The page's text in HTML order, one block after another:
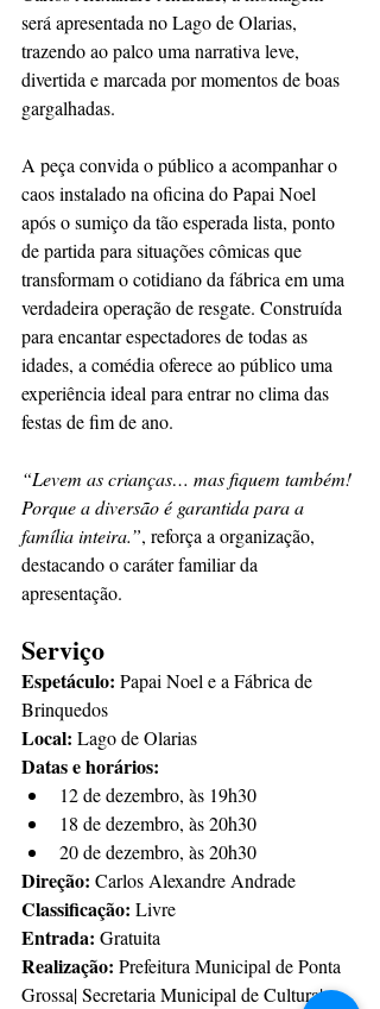
será apresentada no Lago de Olarias,
trazendo ao palco uma narrativa leve,
divertida e marcada por momentos de boas
gargalhadas.
A peça convida o público a acompanhar o
caos instalado na oficina do Papai Noel
após o sumiço da tão esperada lista, ponto
de partida para situações cômicas que
transformam o cotidiano da fábrica em uma
verdadeira operação de resgate. Construída
para encantar espectadores de todas as
idades, a comédia oferece ao público uma
experiência ideal para entrar no clima das
festas de fim de ano.
“Levem as crianças… mas fiquem também!
Porque a diversão é garantida para a
família inteira.”, reforça a organização,
destacando o caráter familiar da
apresentação.
Serviço
Espetáculo: Papai Noel e a Fábrica de
Brinquedos
Local: Lago de Olarias
Datas e horários:
12 de dezembro, às 19h30
18 de dezembro, às 20h30
20 de dezembro, às 20h30
Direção: Carlos Alexandre Andrade
Classificação: Livre
Entrada: Gratuita
Realização: Prefeitura Municipal de Ponta
Grossa| Secretaria Municipal de Cultura|